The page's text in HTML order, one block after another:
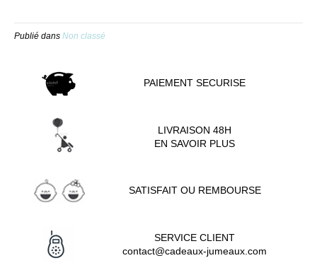
Publié dans Non classé
PAIEMENT SECURISE
LIVRAISON 48H
EN SAVOIR PLUS
SATISFAIT OU REMBOURSE
SERVICE CLIENT
contact@cadeaux-jumeaux.com